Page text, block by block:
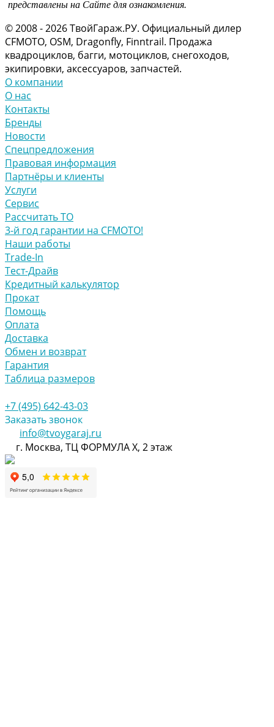
представлены на Сайте для ознакомления.
© 2008 - 2026 ТвойГараж.РУ. Официальный дилер
CFMOTO, OSM, Dragonfly, Finntrail. Продажа
квадроциклов, багги, мотоциклов, снегоходов,
экипировки, аксессуаров, запчастей.
О компании
О нас
Контакты
Бренды
Новости
Спецпредложения
Правовая информация
Партнёры и клиенты
Услуги
Сервис
Рассчитать ТО
3-й год гарантии на CFMOTO!
Наши работы
Trade-In
Тест-Драйв
Кредитный калькулятор
Прокат
Помощь
Оплата
Доставка
Обмен и возврат
Гарантия
Таблица размеров
+7 (495) 642-43-03
Заказать звонок
info@tvoygaraj.ru
г. Москва, ТЦ ФОРМУЛА Х, 2 этаж